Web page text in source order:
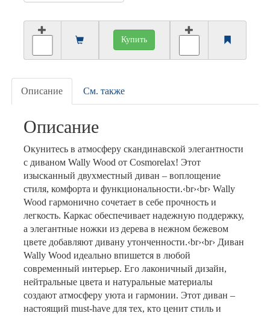
Купить
Описание См. также
Описание
Окунитесь в атмосферу скандинавской элегантности
с диваном Wally Wood от Cosmorelax! Этот
изысканный двухместный диван – воплощение
стиля, комфорта и функциональности.‹br›‹br› Wally
Wood гармонично сочетает в себе прочность и
легкость. Каркас обеспечивает надежную поддержку,
а элегантные ножки из дерева в нежном бежевом
цвете добавляют дивану утонченности.‹br›‹br› Диван
Wally Wood идеально впишется в любой
современный интерьер. Его лаконичный дизайн,
нейтральные цвета и натуральные материалы
создают атмосферу уюта и гармонии. Этот диван –
настоящий must-have для тех, кто ценит стиль и